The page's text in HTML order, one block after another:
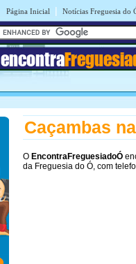
Página Inicial | Notícias Freguesia do
encontra
Caçambas
O EncontraFreguesiadoÓ
da Freguesia do Ó, com